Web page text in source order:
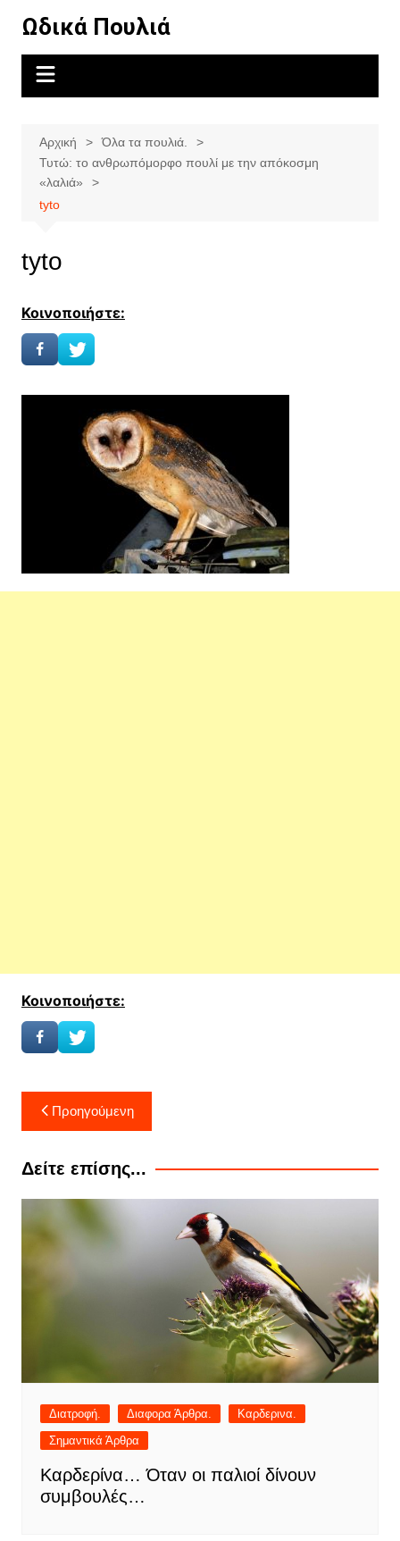
περιεχόμενο
Ωδικά Πουλιά
Αρχική
Όλα τα πουλιά.
Τυτώ: το ανθρωπόμορφο πουλί με την απόκοσμη
«λαλιά»
tyto
tyto
Κοινοποιήστε:
Κοινοποιήστε:
Πλοήγηση
άρθρων
Προηγούμενη
Δείτε επίσης...
Διατροφή. Διαφορα Άρθρα.
Καρδερινα.
Σημαντικά Άρθρα
Καρδερίνα… Όταν οι παλιοί δίνουν
συμβουλές…